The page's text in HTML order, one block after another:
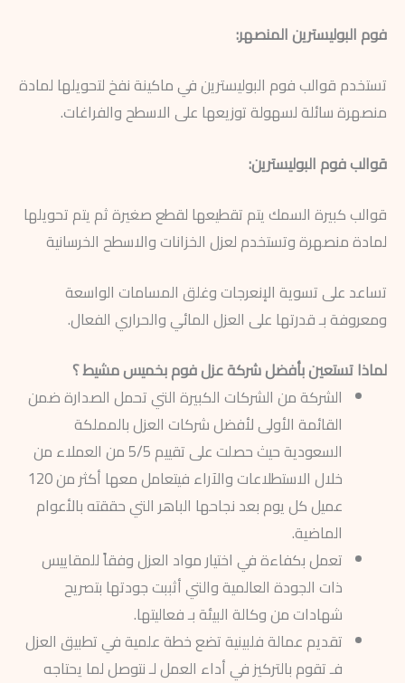
فوم البوليسترين المنصهر:
تستخدم قوالب فوم البوليسترين في ماكينة نفخ لتحويلها لمادة
منصهرة سائلة لسهولة توزيعها على الاسطح والفراغات.
قوالب فوم البوليسترين:
قوالب كبيرة السمك يتم تقطيعها لقطع صغيرة ثم يتم تحويلها
لمادة منصهرة وتستخدم لعزل الخزانات والاسطح الخرسانية
تساعد على تسوية الإنعرجات وغلق المسامات الواسعة
ومعروفة بـ قدرتها على العزل المائي والحراري الفعال.
لماذا تستعين بأفضل شركة عزل فوم بخميس مشيط ؟
الشركة من الشركات الكبيرة التي تحمل الصدارة ضمن
القائمة الأولى لأفضل شركات العزل بالمملكة
السعودية حيث حصلت على تقييم 5/5 من العملاء من
خلال الاستطلاعات والآراء فيتعامل معها أكثر من 120
عميل كل يوم بعد نجاحها الباهر التي حققته بالأعوام
الماضية.
تعمل بكفاءة في اختيار مواد العزل وفقاً للمقاييس
ذات الجودة العالمية والتي أثببت جودتها بتصريح
شهادات من وكالة البيئة بـ فعاليتها.
تقديم عمالة فلبينية تضع خطة علمية في تطبيق العزل
فـ تقوم بالتركيز في أداء العمل لـ نتوصل لما يحتاجه